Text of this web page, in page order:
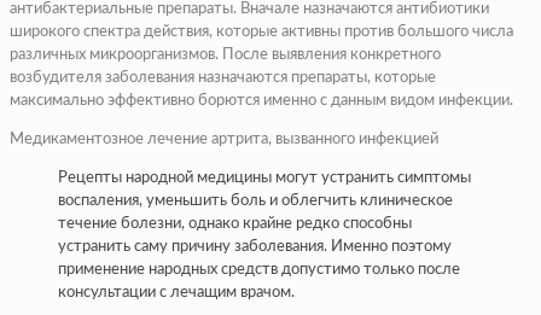
антибактериальные препараты. Вначале назначаются антибиотики
широкого спектра действия, которые активны против большого числа
различных микроорганизмов. После выявления конкретного
возбудителя заболевания назначаются препараты, которые
максимально эффективно борются именно с данным видом инфекции.
Медикаментозное лечение артрита, вызванного инфекцией
Рецепты народной медицины могут устранить симптомы
воспаления, уменьшить боль и облегчить клиническое
течение болезни, однако крайне редко способны
устранить саму причину заболевания. Именно поэтому
применение народных средств допустимо только после
консультации с лечащим врачом.